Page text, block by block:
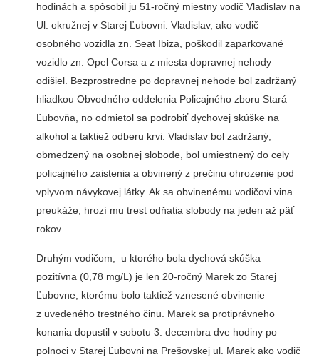
hodinách a spôsobil ju 51-ročný miestny vodič Vladislav na
Ul. okružnej v Starej Ľubovni. Vladislav, ako vodič
osobného vozidla zn. Seat Ibiza, poškodil zaparkované
vozidlo zn. Opel Corsa a z miesta dopravnej nehody
odišiel. Bezprostredne po dopravnej nehode bol zadržaný
hliadkou Obvodného oddelenia Policajného zboru Stará
Ľubovňa, no odmietol sa podrobiť dychovej skúške na
alkohol a taktiež odberu krvi. Vladislav bol zadržaný,
obmedzený na osobnej slobode, bol umiestnený do cely
policajného zaistenia a obvinený z prečinu ohrozenie pod
vplyvom návykovej látky. Ak sa obvinenému vodičovi vina
preukáže, hrozí mu trest odňatia slobody na jeden až päť
rokov.
Druhým vodičom, u ktorého bola dychová skúška
pozitívna (0,78 mg/L) je len 20-ročný Marek zo Starej
Ľubovne, ktorému bolo taktiež vznesené obvinenie
z uvedeného trestného činu. Marek sa protiprávneho
konania dopustil v sobotu 3. decembra dve hodiny po
polnoci v Starej Ľubovni na Prešovskej ul. Marek ako vodič